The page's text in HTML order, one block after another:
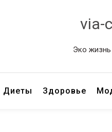
via-
Эко жизнь
Диеты Здоровье